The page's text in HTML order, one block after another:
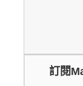
訂閱